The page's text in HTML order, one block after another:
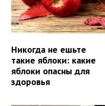
Никогда не ешьте
такие яблоки: какие
яблоки опасны для
здоровья